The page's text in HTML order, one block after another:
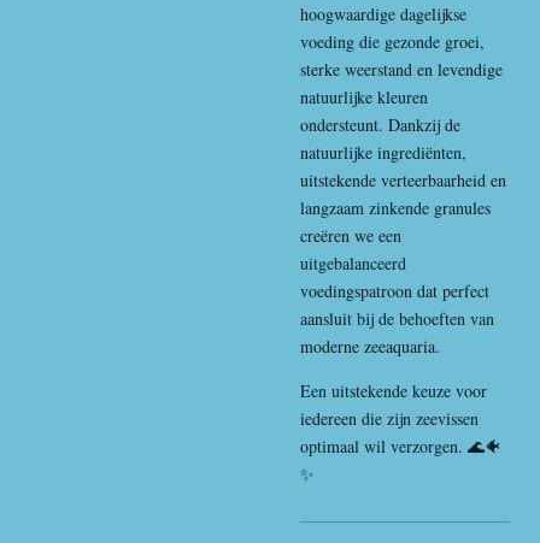
hoogwaardige dagelijkse
voeding die gezonde groei,
sterke weerstand en levendige
natuurlijke kleuren
ondersteunt. Dankzij de
natuurlijke ingrediënten,
uitstekende verteerbaarheid en
langzaam zinkende granules
creëren we een
uitgebalanceerd
voedingspatroon dat perfect
aansluit bij de behoeften van
moderne zeeaquaria.
Een uitstekende keuze voor
iedereen die zijn zeevissen
optimaal wil verzorgen. 🌊🐠
✨